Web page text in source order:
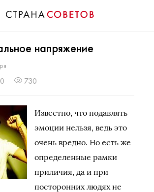
напряжение
0 730
Известно, что подавлять
эмоции нельзя, ведь это
очень вредно. Но есть же
определенные рамки
приличия, да и при
посторонних людях не